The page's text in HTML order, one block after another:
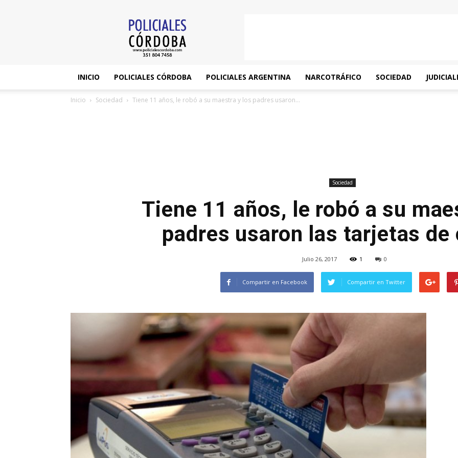
INICIO POLICIALES CÓRDOBA POLICIALES ARGENTINA NARCOTRÁFICO SOCIEDAD
Inicio Sociedad Tiene 11 años, le robó a su maestra y los padres usaron...
Sociedad
Tiene 11 años, le robó a su
padres usaron las tarjetas de
Julio 26, 2017 1 0
Compartir en Facebook Compartir en Twitter